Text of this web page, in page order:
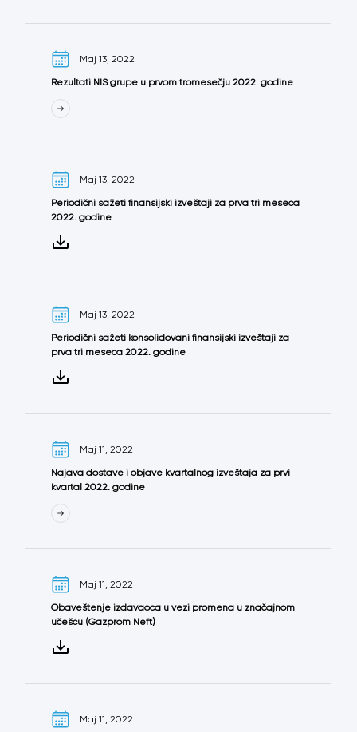
Maj 13, 2022
Rezultati NIS grupe u prvom tromesečju 2022. godine
Maj 13, 2022
Periodični sažeti finansijski izveštaji za prva tri meseca
2022. godine
Maj 13, 2022
Periodični sažeti konsolidovani finansijski izveštaji za
prva tri meseca 2022. godine
Maj 11, 2022
Najava dostave i objave kvartalnog izveštaja za prvi
kvartal 2022. godine
Maj 11, 2022
Obaveštenje izdavaoca u vezi promena u značajnom
učešću (Gazprom Neft)
Maj 11, 2022